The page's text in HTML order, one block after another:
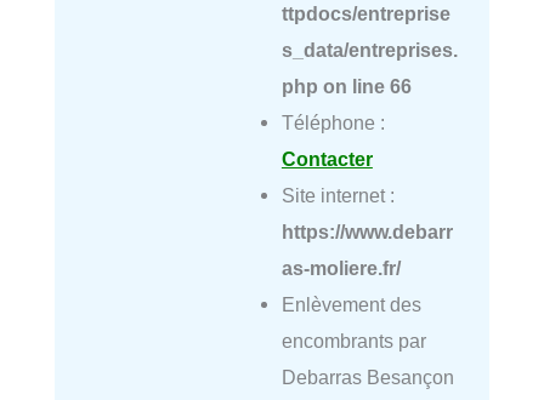
ttpdocs/entreprise
s_data/entreprises.
php on line 66
Téléphone :
Contacter
Site internet :
https://www.debarr
as-moliere.fr/
Enlèvement des
encombrants par
Debarras Besançon